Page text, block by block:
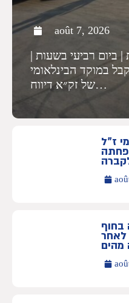
août 7, 2026
| החטיבה הבינלאומית | ביום רביעי בשעות
במוקד הבינלאומי
של זק״א דיווח…
ז”ל
אותרה בחוף
לאחר
מהים